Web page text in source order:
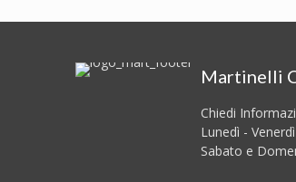
Martinelli
Chiedi
Lunedì -
Sabato e